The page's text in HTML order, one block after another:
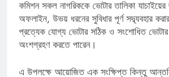
কমিশন সকল নাগরিককে ভোটার তালিকা
অফলাইন, উভয় ধরনের সুবিধার পূর্ণ সদ্ব্যবহার
প্রত্যেক যোগ্য ভোটার সঠিক ও সংশোধিত ভোটার
অংশগ্রহণ করতে পারেন।
এ উপলক্ষে আয়োজিত এক সংক্ষিপ্ত কিন্তু